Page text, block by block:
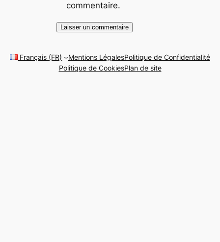
commentaire.
Français (FR) Mentions LégalesPolitique de Confidentialité
Politique de CookiesPlan de site